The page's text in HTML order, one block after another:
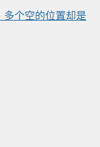
多个空的位置却是